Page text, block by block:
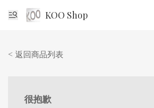
KOO Shop
< 返回商品列表
很抱歉